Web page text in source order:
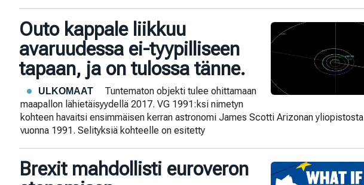
Outo kappale liikkuu
avaruudessa ei-tyypilliseen
tapaan, ja on tulossa tänne.
ULKOMAAT
Tuntematon objekti tulee ohittamaan
maapallon lähietäisyydellä 2017. VG 1991:ksi nimetyn
kohteen havaitsi ensimmäisen kerran astronomi James Scotti Arizonan yliopistosta
vuonna 1991. Selityksiä kohteelle on esitetty
Brexit mahdollisti euroveron